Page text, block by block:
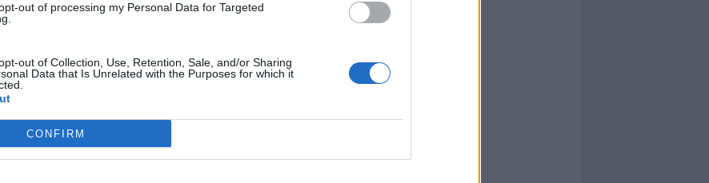
out of processing my Personal Data for Targeted
out of Collection, Use, Retention, Sale, and/or Sharing
Data that Is Unrelated with the Purposes for which it
CONFIRM